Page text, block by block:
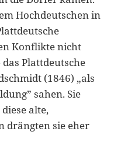
Hoch­deutschen in
Konflikte nicht
Plattdeut­sche
(1846) „als
sahen. Sie
alte,
drängten sie eher